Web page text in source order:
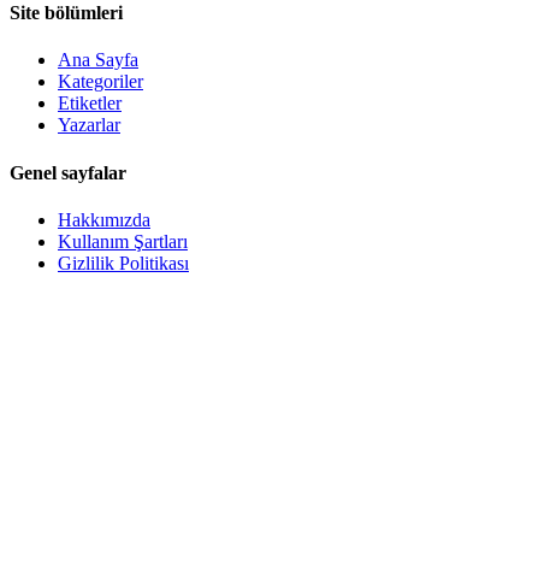
Site bölümleri
Ana Sayfa
Kategoriler
Etiketler
Yazarlar
Genel sayfalar
Hakkımızda
Kullanım Şartları
Gizlilik Politikası